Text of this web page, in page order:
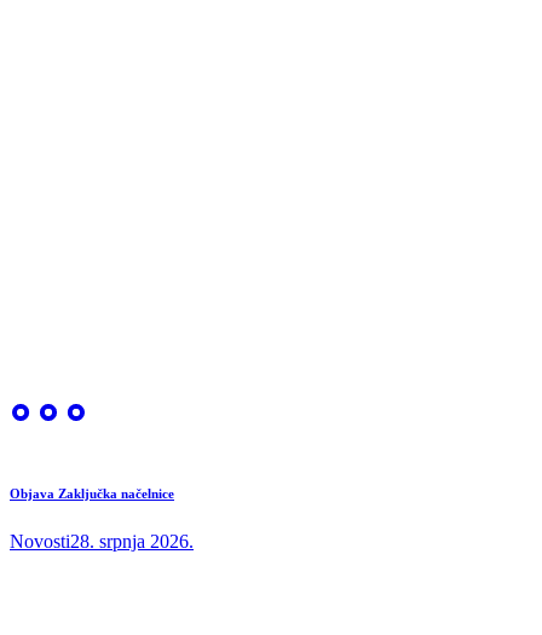
Objava Zaključka načelnice
Novosti28. srpnja 2026.